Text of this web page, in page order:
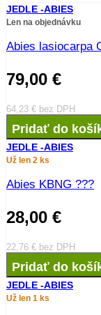
JEDLE -ABIES
Len na objednávku
Abies lasiocarpa
79,00 €
64,23 € bez DPH
Pridať do
JEDLE -ABIES
Už len 2 ks
Abies KBNG ???
28,00 €
22,76 € bez DPH
Pridať do
JEDLE -ABIES
Už len 1 ks